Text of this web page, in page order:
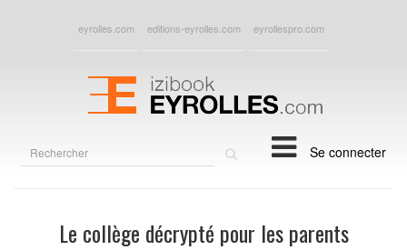
eyrolles.com editions-eyrolles.com eyrollespro.com
Se connecter
Le collège décrypté pour les parents